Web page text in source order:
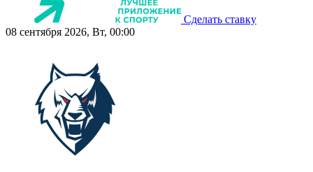
Сделать ставку
08 сентября 2026, Вт, 00:00